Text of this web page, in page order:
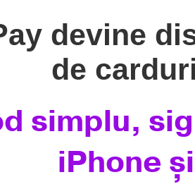
devine
de
simplu,
iPhone